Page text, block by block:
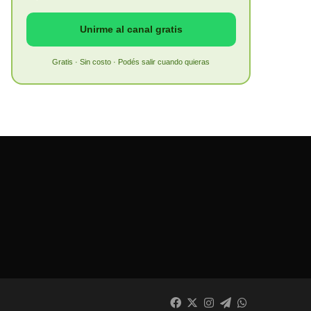
Unirme al canal gratis
Gratis · Sin costo · Podés salir cuando quieras
Facebook
X Instagram
Telegram